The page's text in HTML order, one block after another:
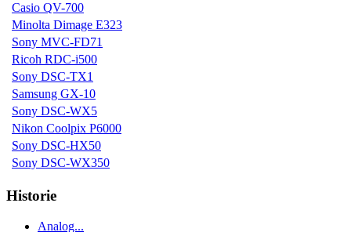
Casio QV-700
Minolta Dimage E323
Sony MVC-FD71
Ricoh RDC-i500
Sony DSC-TX1
Samsung GX-10
Sony DSC-WX5
Nikon Coolpix P6000
Sony DSC-HX50
Sony DSC-WX350
Historie
Analog...